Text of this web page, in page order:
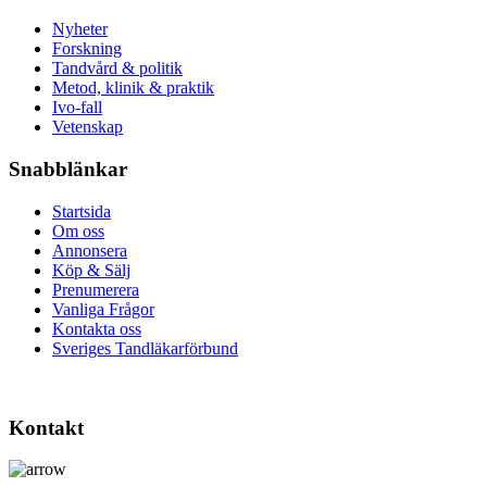
Nyheter
Forskning
Tandvård & politik
Metod, klinik & praktik
Ivo-fall
Vetenskap
Snabblänkar
Startsida
Om oss
Annonsera
Köp & Sälj
Prenumerera
Vanliga Frågor
Kontakta oss
Sveriges Tandläkarförbund
Kontakt